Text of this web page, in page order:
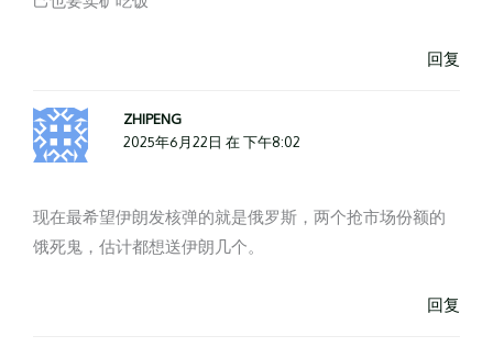
回复
ZHIPENG
2025年6月22日 在 下午8:02
现在最希望伊朗发核弹的就是俄罗斯，两个抢市场份额的
饿死鬼，估计都想送伊朗几个。
回复